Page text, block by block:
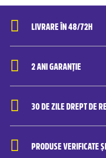
LIVRARE ÎN 48/72H
2 ANI GARANȚIE
30 DE ZILE DREPT DE
PRODUSE VERIFICATE